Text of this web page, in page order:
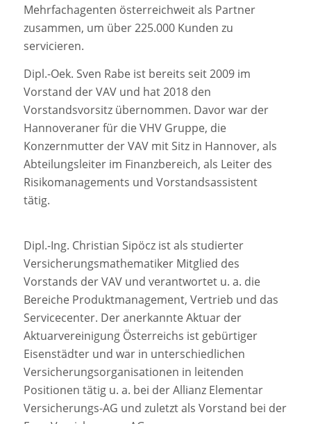
Mehrfachagenten österreichweit als Partner
zusammen, um über 225.000 Kunden zu
servicieren.
Dipl.-Oek. Sven Rabe ist bereits seit 2009 im
Vorstand der VAV und hat 2018 den
Vorstandsvorsitz übernommen. Davor war der
Hannoveraner für die VHV Gruppe, die
Konzernmutter der VAV mit Sitz in Hannover, als
Abteilungsleiter im Finanzbereich, als Leiter des
Risikomanagements und Vorstandsassistent
tätig.
Dipl.-Ing. Christian Sipöcz ist als studierter
Versicherungsmathematiker Mitglied des
Vorstands der VAV und verantwortet u. a. die
Bereiche Produktmanagement, Vertrieb und das
Servicecenter. Der anerkannte Aktuar der
Aktuarvereinigung Österreichs ist gebürtiger
Eisenstädter und war in unterschiedlichen
Versicherungsorganisationen in leitenden
Positionen tätig u. a. bei der Allianz Elementar
Versicherungs-AG und zuletzt als Vorstand bei der